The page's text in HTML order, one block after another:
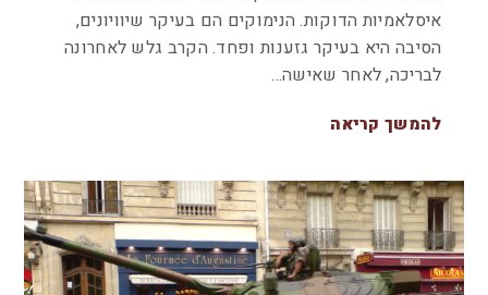
איסלאמיות הדוקות. הנימוקים הם בעיקר שיוויונים,
הסיבה היא בעיקר גזענות ופחד. הקרב גלש לאחרונה
לבריכה, לאחר שאישה…
להמשך קריאה